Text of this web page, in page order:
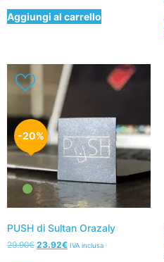
Aggiungi al carrello
-20%
PUSH di Sultan Orazaly
29.90€ 23.92€ IVA inclusa